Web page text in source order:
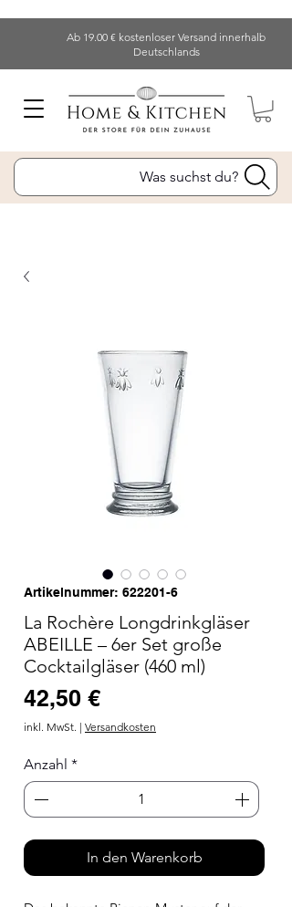
Ab 19.00 € kostenloser Versand innerhalb
Deutschlands
Was suchst du?
Artikelnummer: 622201-6
La Rochère Longdrinkgläser
ABEILLE – 6er Set große
Cocktailgläser (460 ml)
42,50 €Preis
inkl. MwSt. | Versandkosten
Anzahl *
In den Warenkorb